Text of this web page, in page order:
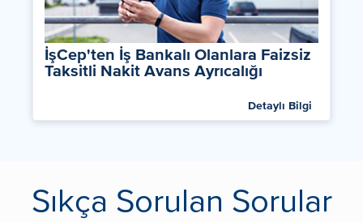
İşCep'ten İş Bankalı Olanlara Faizsiz
Taksitli Nakit Avans Ayrıcalığı
Detaylı Bilgi
Sıkça Sorulan Sorular